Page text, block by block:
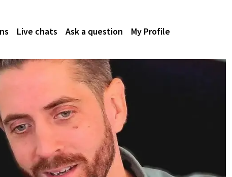
Live chats Ask a question My Profile